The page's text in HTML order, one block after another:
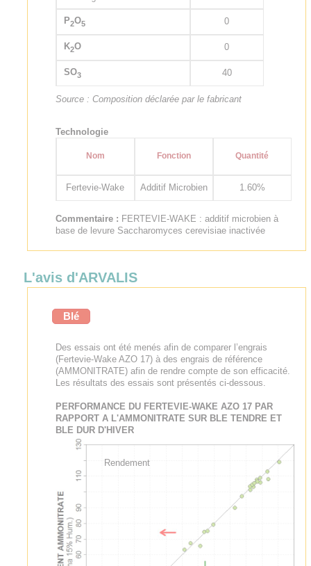
P2O5 0
K2O 0
SO3 40
Source : Composition déclarée par le fabricant
Technologie
Nom Fonction Quantité
Fertevie-Wake Additif Microbien 1.60%
Commentaire : FERTEVIE-WAKE : additif microbien à
base de levure Saccharomyces cerevisiae inactivée
L'avis d'ARVALIS
Blé
Des essais ont été menés afin de comparer l’engrais
(Fertevie-Wake AZO 17) à des engrais de référence
(AMMONITRATE) afin de rendre compte de son efficacité.
Les résultats des essais sont présentés ci-dessous.
PERFORMANCE DU FERTEVIE-WAKE AZO 17 PAR
RAPPORT A L'AMMONITRATE SUR BLE TENDRE ET
BLE DUR D'HIVER
Rendement